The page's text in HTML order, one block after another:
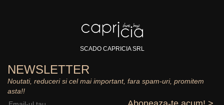
SCADO CAPRICIA SRL
NEWSLETTER
Noutati, reduceri si cel mai important, fara spam-uri, promitem
asta!!